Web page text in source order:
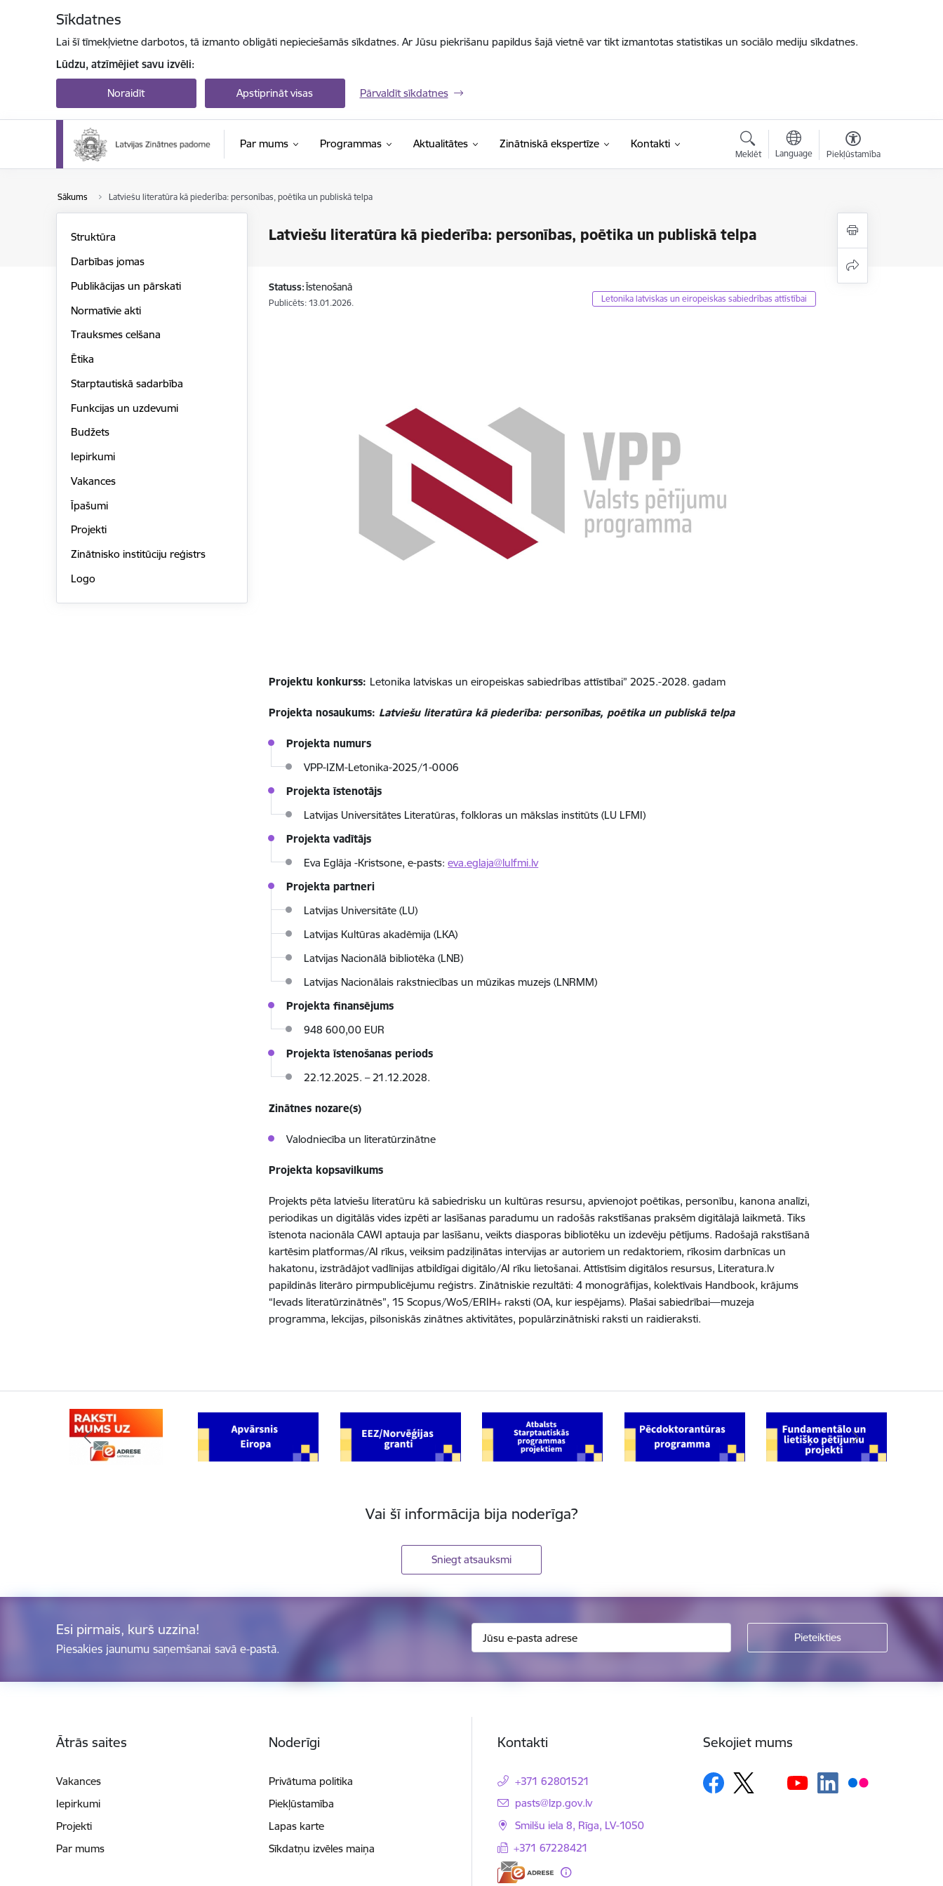
Sīkdatnes
Lai šī tīmekļvietne darbotos, tā izmanto obligāti nepieciešamās sīkdatnes. Ar Jūsu piekrišanu papildus šajā vietnē var tikt izmantotas statistikas un sociālo mediju sīkdatnes.
Lūdzu, atzīmējiet savu izvēli:
Noraidīt Apstiprināt visas Pārvaldīt sīkdatnes
Par mums Programmas Aktualitātes Zinātniskā ekspertīze Kontakti
Meklēt Language Piekļūstamība
Sākums Latviešu literatūra kā piederība: personības, poētika un publiskā telpa
Latviešu literatūra kā piederība: personības, poētika un publiskā telpa
Struktūra
Darbības jomas
Publikācijas un pārskati
Normatīvie akti
Trauksmes celšana
Ētika
Starptautiskā sadarbība
Funkcijas un uzdevumi
Budžets
Iepirkumi
Vakances
Īpašumi
Projekti
Zinātnisko institūciju reģistrs
Logo
Statuss:Īstenošanā
Publicēts: 13.01.2026. Letonika latviskas un eiropeiskas sabiedrības attīstībai
Projektu konkurss: Letonika latviskas un eiropeiskas sabiedrības attīstībai” 2025.-2028. gadam
Projekta nosaukums: Latviešu literatūra kā piederība: personības, poētika un publiskā telpa
Projekta numurs
VPP-IZM-Letonika-2025/1-0006
Projekta īstenotājs
Latvijas Universitātes Literatūras, folkloras un mākslas institūts (LU LFMI)
Projekta vadītājs
Eva Eglāja -Kristsone, e-pasts:eva.eglaja@lulfmi.lv
Projekta partneri
Latvijas Universitāte (LU)
Latvijas Kultūras akadēmija (LKA)
Latvijas Nacionālā bibliotēka (LNB)
Latvijas Nacionālais rakstniecības un mūzikas muzejs (LNRMM)
Projekta finansējums
948 600,00 EUR
Projekta īstenošanas periods
22.12.2025. – 21.12.2028.
Zinātnes nozare(s)
Valodniecība un literatūrzinātne
Projekta kopsavilkums
Projekts pēta latviešu literatūru kā sabiedrisku un kultūras resursu, apvienojot poētikas, personību, kanona analīzi,
periodikas un digitālās vides izpēti ar lasīšanas paradumu un radošās rakstīšanas praksēm digitālajā laikmetā. Tiks
īstenota nacionāla CAWI aptauja par lasīšanu, veikts diasporas bibliotēku un izdevēju pētījums. Radošajā rakstīšanā
kartēsim platformas/AI rīkus, veiksim padziļinātas intervijas ar autoriem un redaktoriem, rīkosim darbnīcas un
hakatonu, izstrādājot vadlīnijas atbildīgai digitālo/AI rīku lietošanai. Attīstīsim digitālos resursus, Literatura.lv
papildinās literāro pirmpublicējumu reģistrs. Zinātniskie rezultāti: 4 monogrāfijas, kolektīvais Handbook, krājums
“Ievads literatūrzinātnēs”, 15 Scopus/WoS/ERIH+ raksti (OA, kur iespējams). Plašai sabiedrībai—muzeja
programma, lekcijas, pilsoniskās zinātnes aktivitātes, populārzinātniski raksti un raidieraksti.
Vai šī informācija bija noderīga?
Sniegt atsauksmi
Esi pirmais, kurš uzzina!
Piesakies jaunumu saņemšanai savā e-pastā.
Ātrās saites
Vakances
Iepirkumi
Projekti
Par mums
Noderīgi
Privātuma politika
Piekļūstamība
Lapas karte
Sīkdatņu izvēles maiņa
Kontakti
+371 62801521
E-pasts:
pasts@lzp.gov.lv
Smilšu iela 8, Rīga, LV-1050
+371 67228421
Sekojiet mums